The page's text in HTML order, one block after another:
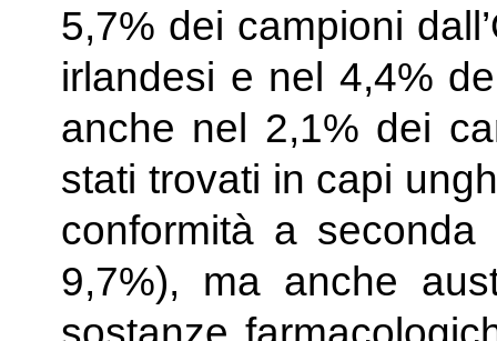
5,7% dei campioni
irlandesi e nel 4,4%
anche nel 2,1% dei
stati trovati in capi
conformità a
9,7%), ma anche